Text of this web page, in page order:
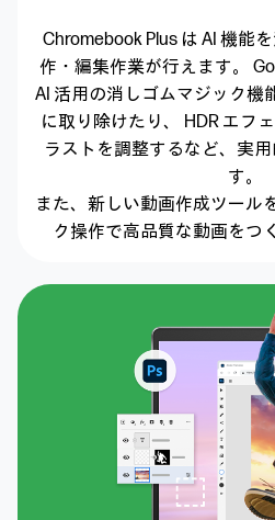
Chromebook Plus は AI 機能
作・編集作業が行えます。
AI 活用の消しゴムマジック機
に取り除けたり、 HDR エフ
ラストを調整するなど、 実
す。
また、新しい動画作成ツール
ク操作で高品質な動画をつ